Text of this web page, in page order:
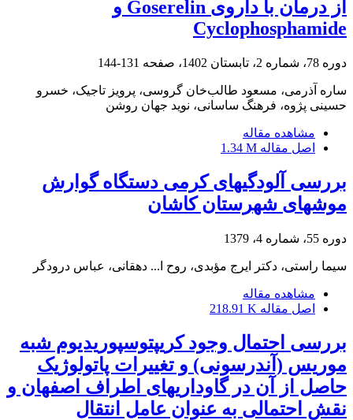
از درمان با داروی Goserelin و
Cyclophosphamide‬‬‬‬‬‬
دوره 78، شماره 2، تابستان 1402، صفحه 131-144
ساره آذرمی، مسعود طالب‌خان گروسی، پرویز تاجیک، خسرو
حسینی پژوه، فرهنگ ساسانی، نوید جهان روشن
مشاهده مقاله
اصل مقاله 1.34 M
بررسی آلودگیهای کرمی دستگاه گوارش
موشهای شهرستان کاشان
دوره 55، شماره 4، 1379
سیما راستی، دکتر ایرج مؤبدی، روح ا... دهقانی، عباس درودگر
مشاهده مقاله
اصل مقاله 218.91 K
بررسی احتمال وجود کریپتوسپوریدیوم شبه
موریس (آندرسونی) و تغییرات پاتولوژیک
حاصل از آن در گاوداریهای اطراف اصفهان و
نقش احتمالی به عنوان عامل انتقال